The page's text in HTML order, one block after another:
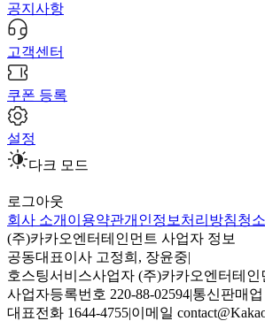
공지사항
고객센터
쿠폰 등록
설정
다크 모드
로그아웃
회사 소개 이용약관개인정보처리방침청
(주)카카오엔터테인먼트 사업자 정보
공동대표이사 고정희, 장윤중|
호스팅서비스사업자 (주)카카오엔터테인
사업자등록번호 220-88-02594|통신판매
대표전화 1644-4755|이메일